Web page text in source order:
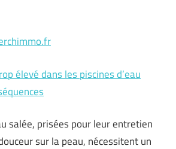
élevé dans les piscines d’eau
salée, prisées pour leur entretien
sur la peau, nécessitent un